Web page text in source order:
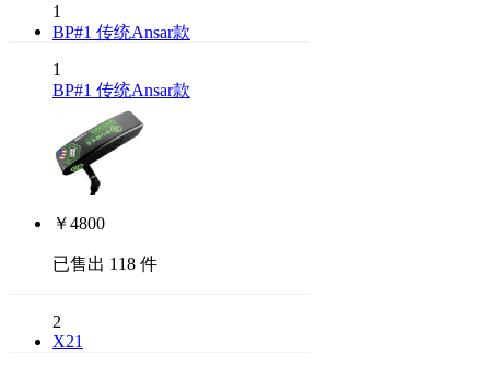
1
BP#1 传统Ansar款
1
BP#1 传统Ansar款
￥4800
已售出 118 件
2
X21